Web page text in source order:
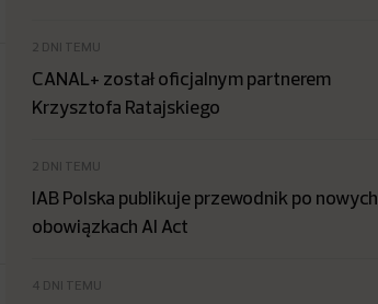
2 DNI TEMU
CANAL+ został oficjalnym partnerem
Krzysztofa Ratajskiego
2 DNI TEMU
IAB Polska publikuje przewodnik po nowych
obowiązkach AI Act
4 DNI TEMU